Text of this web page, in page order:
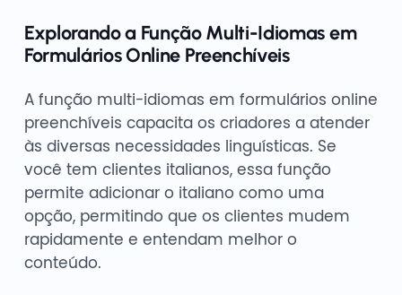
Explorando a Função Multi-Idiomas em
Formulários Online Preenchíveis
A função multi-idiomas em formulários online
preenchíveis capacita os criadores a atender
às diversas necessidades linguísticas. Se
você tem clientes italianos, essa função
permite adicionar o italiano como uma
opção, permitindo que os clientes mudem
rapidamente e entendam melhor o
conteúdo.